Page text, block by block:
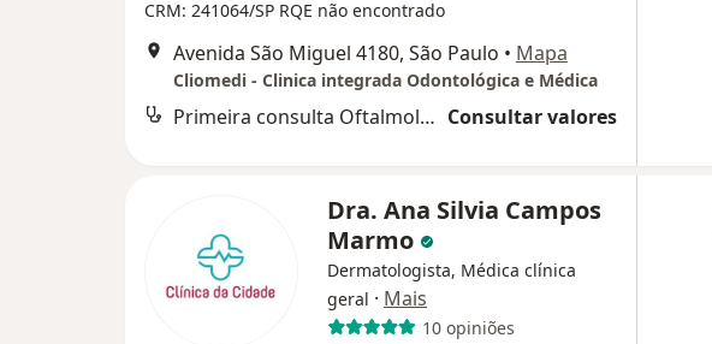
CRM: 241064/SP RQE não encontrado
Avenida São Miguel 4180, São Paulo • Mapa
Cliomedi - Clinica integrada Odontológica e Médica
Primeira consulta Oftalmologia Consultar valores
Dra. Ana Silvia Campos
Marmo
Dermatologista, Médica clínica
geral · Mais
10 opiniões